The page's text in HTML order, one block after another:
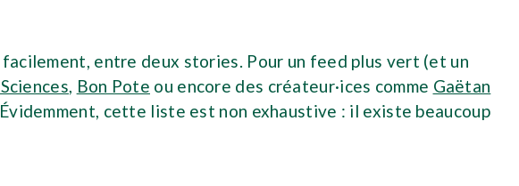
entre deux stories. Pour un feed plus vert (et un
, Bon Pote ou encore des créateur·ices comme Gaëtan
Évidemment, cette liste est non exhaustive : il existe beaucoup